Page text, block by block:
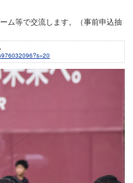
ム等で交流します。（事前申込抽